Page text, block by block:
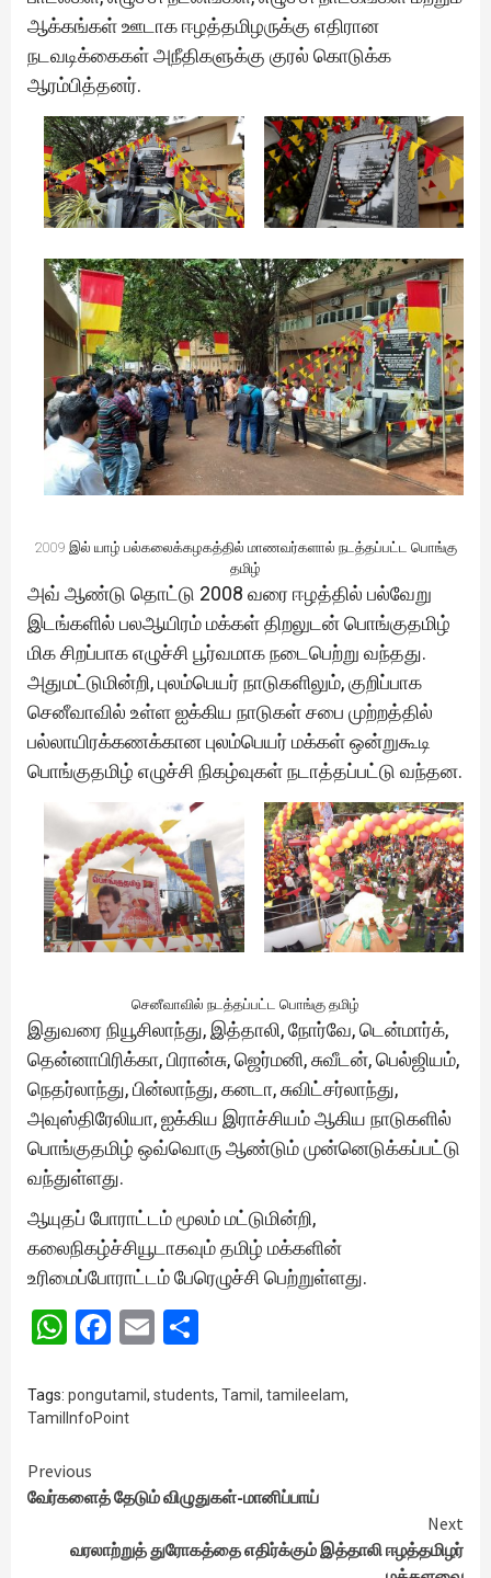
ஆக்கங்கள் ஊடாக ஈழத்தமிழருக்கு எதிரான
நடவடிக்கைகள் அநீதிகளுக்கு குரல் கொடுக்க
ஆரம்பித்தனர்.
2009 இல் யாழ் பல்கலைக்கழகத்தில் மாணவர்களால் நடத்தப்பட்ட பொங்கு
தமிழ்
அவ் ஆண்டு தொட்டு 2008 வரை ஈழத்தில் பல்வேறு
இடங்களில் பலஆயிரம் மக்கள் திறலுடன் பொங்குதமிழ்
மிக சிறப்பாக எழுச்சி பூர்வமாக நடைபெற்று வந்தது.
அதுமட்டுமின்றி, புலம்பெயர் நாடுகளிலும், குறிப்பாக
செனீவாவில் உள்ள ஐக்கிய நாடுகள் சபை முற்றத்தில்
பல்லாயிரக்கணக்கான புலம்பெயர் மக்கள் ஒன்றுகூடி
பொங்குதமிழ் எழுச்சி நிகழ்வுகள் நடாத்தப்பட்டு வந்தன.
செனீவாவில் நடத்தப்பட்ட பொங்கு தமிழ்
இதுவரை நியூசிலாந்து, இத்தாலி, நோர்வே, டென்மார்க்,
தென்னாபிரிக்கா, பிரான்சு, ஜெர்மனி, சுவீடன், பெல்ஜியம்,
நெதர்லாந்து, பின்லாந்து, கனடா, சுவிட்சர்லாந்து,
அவுஸ்திரேலியா, ஐக்கிய இராச்சியம் ஆகிய நாடுகளில்
பொங்குதமிழ் ஒவ்வொரு ஆண்டும் முன்னெடுக்கப்பட்டு
வந்துள்ளது.
ஆயுதப் போராட்டம் மூலம் மட்டுமின்றி,
கலைநிகழ்ச்சியூடாகவும் தமிழ் மக்களின்
உரிமைப்போராட்டம் பேரெழுச்சி பெற்றுள்ளது.
WhatsApp
Facebook
Email
Tags: pongutamil, students, Tamil, tamileelam,
TamilInfoPoint
Continue
Reading
Previous
வேர்களைத் தேடும் விழுதுகள்-மானிப்பாய்
Next
வரலாற்றுத் துரோகத்தை எதிர்க்கும் இத்தாலி ஈழத்தமிழர்